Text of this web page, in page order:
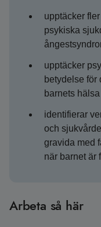
upptäcker
psykiska
upptäcker
betydelse för
barnets hälsa
identifierar
och
gravida med
när barnet är
Arbeta så här